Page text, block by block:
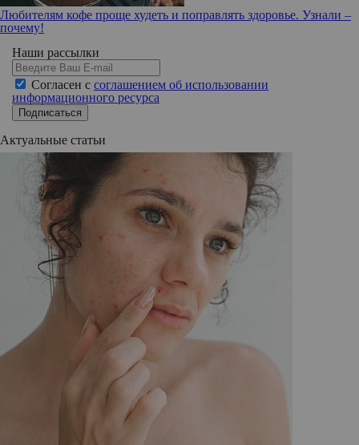
Любителям кофе проще худеть и поправлять здоровье. Узнали –
почему!
Наши рассылки
Согласен с соглашением об использовании
информационного ресурса
Подписаться
Актуальные статьи